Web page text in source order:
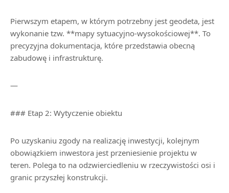
Pierwszym etapem, w którym potrzebny jest geodeta, jest
wykonanie tzw. **mapy sytuacyjno-wysokościowej**. To
precyzyjna dokumentacja, które przedstawia obecną
zabudowę i infrastrukturę.
—
### Etap 2: Wytyczenie obiektu
Po uzyskaniu zgody na realizację inwestycji, kolejnym
obowiązkiem inwestora jest przeniesienie projektu w
teren. Polega to na odzwierciedleniu w rzeczywistości osi i
granic przyszłej konstrukcji.